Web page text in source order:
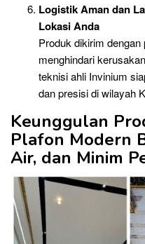
Logistik Aman dan
Lokasi Anda
Produk dikirim
menghindari
teknisi ahli Invinium
dan presisi di wilayah
Keunggulan
Plafon Modern
Air, dan Minim